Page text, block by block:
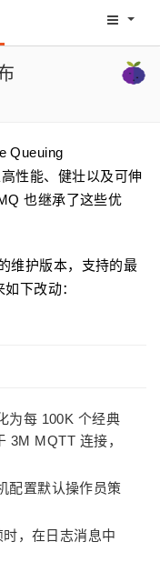
码农网
Queuing
性能、健壮以及可伸
也继承了这些优
维护版本，支持的最
下改动：
为每 100K 个经典
3M MQTT 连接，
配置默认操作员策
，在日志消息中